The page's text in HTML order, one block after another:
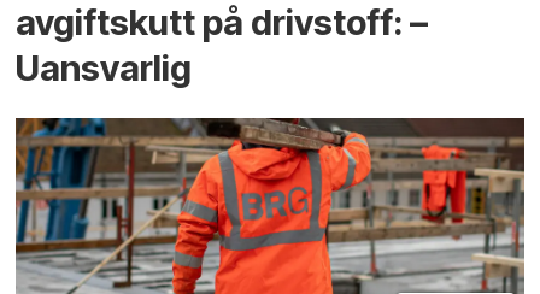
avgiftskutt på drivstoff: –
Uansvarlig